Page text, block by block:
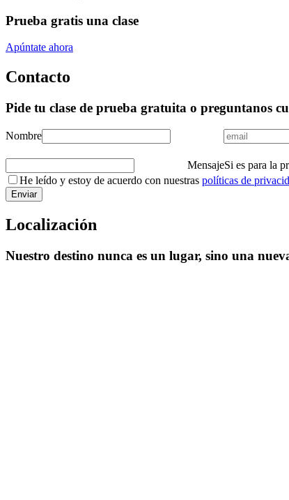
Prueba gratis una clase
Apúntate ahora
Contacto
Pide tu clase de prueba gratuita o preguntanos
Nombre
MensajeSi es para la
He leído y estoy de acuerdo con nuestras políticas de
Localización
Nuestro destino nunca es un lugar, sino una